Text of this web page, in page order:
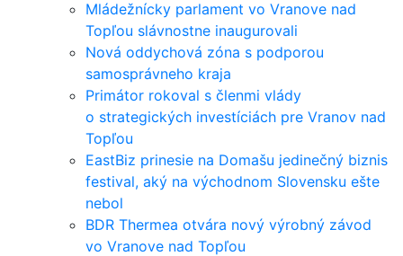
Mládežnícky parlament vo Vranove nad
Topľou slávnostne inaugurovali
Nová oddychová zóna s podporou
samosprávneho kraja
Primátor rokoval s členmi vlády
o strategických investíciách pre Vranov nad
Topľou
EastBiz prinesie na Domašu jedinečný biznis
festival, aký na východnom Slovensku ešte
nebol
BDR Thermea otvára nový výrobný závod
vo Vranove nad Topľou